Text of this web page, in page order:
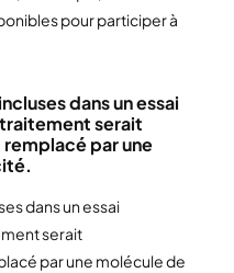
pour participer à
dans un essai
serait
par une
dans un essai
serait
par une molécule de